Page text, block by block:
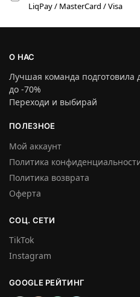
LiqPay / MasterCard / Visa
О НАС
Лучшая команда подготовила
до -70%
Переходи и выбирай
ПОЛЕЗНОЕ
Мой аккаунт
Политика
Политика возврата
Оферта
СОЦ. СЕТИ
TikTok
Instagram
GOOGLE РЕЙТИНГ